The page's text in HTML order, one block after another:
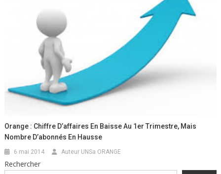
Orange : Chiffre D’affaires En Baisse Au 1er Trimestre, Mais
Nombre D’abonnés En Hausse
6 mai 2014 Auteur UNSa ORANGE
Rechercher